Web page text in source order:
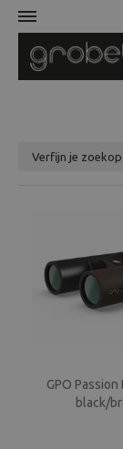
Fotocamera
Tassen
Studio
Beeld en
Verfijn je
GPO Passion
black/